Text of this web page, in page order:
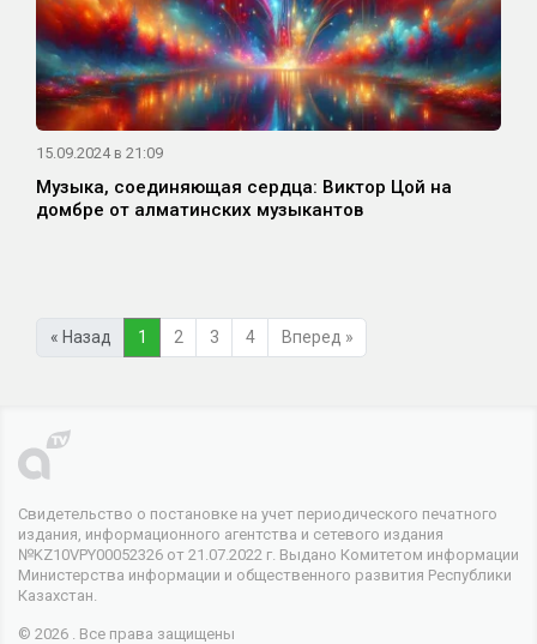
15.09.2024 в 21:09
Музыка, соединяющая сердца: Виктор Цой на
домбре от алматинских музыкантов
« Назад 1 2 3 4 Вперед »
Свидетельство о постановке на учет периодического печатного
издания, информационного агентства и сетевого издания
№KZ10VPY00052326 от 21.07.2022 г. Выдано Комитетом информации
Министерства информации и общественного развития Республики
Казахстан.
© 2026 . Все права защищены